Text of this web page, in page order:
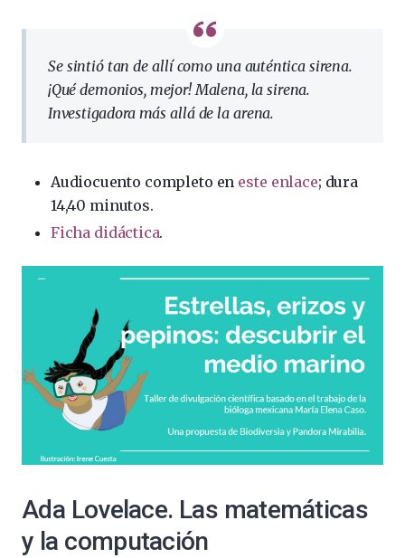
Se sintió tan de allí como una auténtica sirena.
¡Qué demonios, mejor! Malena, la sirena.
Investigadora más allá de la arena.
Audiocuento completo en este enlace; dura
14,40 minutos.
Ficha didáctica.
Ada Lovelace. Las matemáticas
y la computación